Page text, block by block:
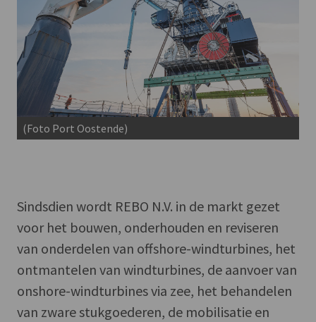
(Foto Port Oostende)
Sindsdien wordt REBO N.V. in de markt gezet
voor het bouwen, onderhouden en reviseren
van onderdelen van offshore-windturbines, het
ontmantelen van windturbines, de aanvoer van
onshore-windturbines via zee, het behandelen
van zware stukgoederen, de mobilisatie en